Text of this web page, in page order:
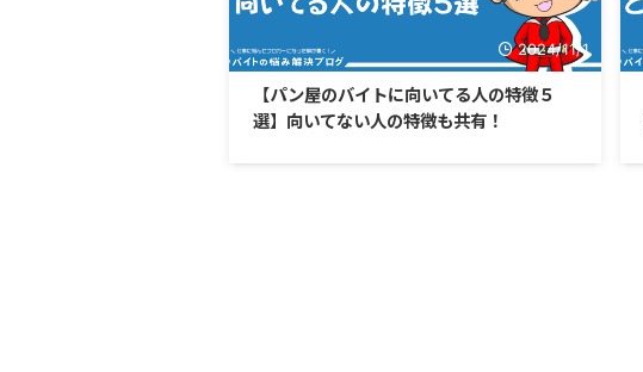
2024/11/1
【パン屋のバイトに向いてる人の特徴５
選】向いてない人の特徴も共有！